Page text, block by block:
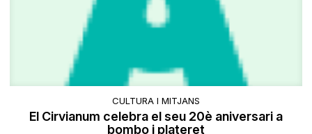
CULTURA I MITJANS
El Cirvianum celebra el seu 20è aniversari a
bombo i plateret